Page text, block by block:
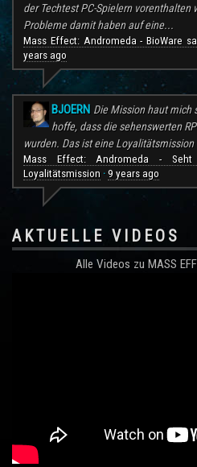
der Techtest PC-Spielern vorenthalten
Probleme damit haben auf eine...
Mass Effect: Andromeda - BioWare
years ago
BJOERN Die Mission haut mich
hoffe, dass die sehenswerten
wurden. Das ist eine
Mass Effect: Andromeda -
Loyalitätsmission · 9 years ago
AKTUELLE VIDEOS
Alle Videos zu MASS